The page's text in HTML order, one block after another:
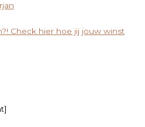
Check hier hoe jij jouw winst